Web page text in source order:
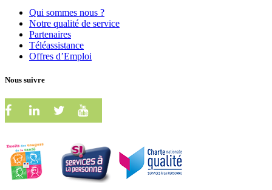
Qui sommes nous ?
Notre qualité de service
Partenaires
Téléassistance
Offres d’Emploi
Nous suivre